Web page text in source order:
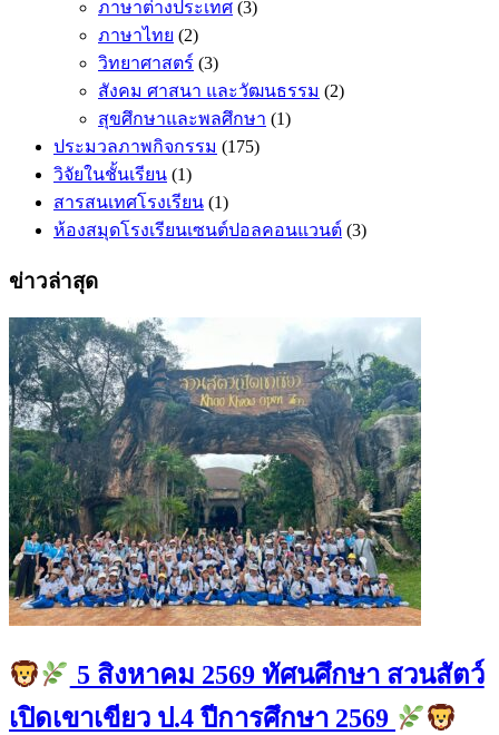
ภาษาต่างประเทศ (3)
ภาษาไทย (2)
วิทยาศาสตร์ (3)
สังคม ศาสนา และวัฒนธรรม (2)
สุขศึกษาและพลศึกษา (1)
ประมวลภาพกิจกรรม (175)
วิจัยในชั้นเรียน (1)
สารสนเทศโรงเรียน (1)
ห้องสมุดโรงเรียนเซนต์ปอลคอนแวนต์ (3)
ข่าวล่าสุด
5 สิงหาคม 2569 ทัศนศึกษา สวนสัตว์
เปิดเขาเขียว ป.4 ปีการศึกษา 2569